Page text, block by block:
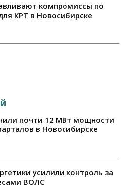
компромиссы по
КРТ в Новосибирске
почти 12 МВт мощности
в Новосибирске
усилили контроль за
ВОЛС